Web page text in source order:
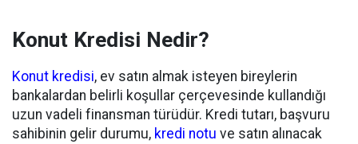
Konut Kredisi Nedir?
Konut kredisi, ev satın almak isteyen bireylerin
bankalardan belirli koşullar çerçevesinde kullandığı
uzun vadeli finansman türüdür. Kredi tutarı, başvuru
sahibinin gelir durumu, kredi notu ve satın alınacak